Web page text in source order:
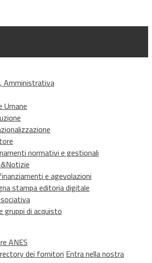
Amministrativa
Umane
normativi e gestionali
e agevolazioni
stampa editoria digitale
gruppi di acquisto
ANES
Entra nella nostra